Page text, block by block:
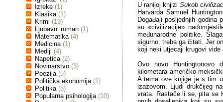
Izreke (1)
Klasika (1)
Krimi (19)
Ljubavni roman (1)
Matematika (4)
Medicina (1)
Mediji (4)
Napetica (2)
Novinarstvo (3)
Poezija (5)
Politička ekonomija (1)
Politika (8)
Popularna psihologija (10)
U ranijoj knjiziSukob
Harvarda Samuel
Događaji posljednjih
su «civilizacije»
međunarodne politike.
sigurno: treba ga čitati. Jer
koji neki utjecaji krugovi vide
Ovo novo Huntingtonovo
kilometara američko-
A tema ove knjige je s tim
izazovom. Ljudi drukčijeg
vrata. Rastače li se, pita se